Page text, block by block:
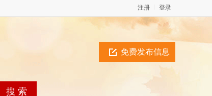
登录
注册
免费发布信息